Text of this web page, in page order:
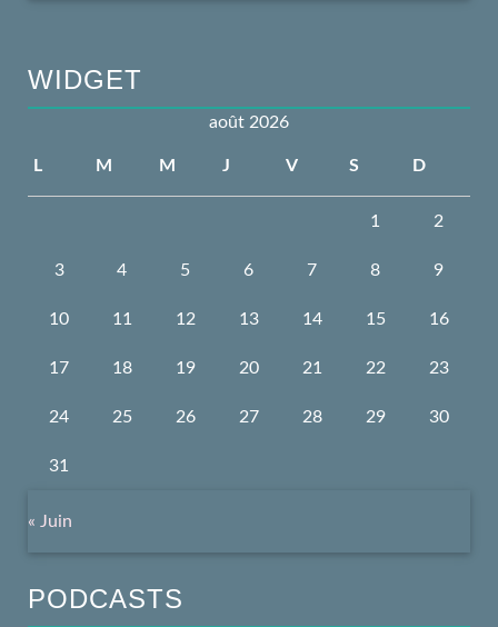
WIDGET
août 2026
L M M J V S D
1 2
3 4 5 6 7 8 9
10 11 12 13 14 15 16
17 18 19 20 21 22 23
24 25 26 27 28 29 30
31
« Juin
PODCASTS